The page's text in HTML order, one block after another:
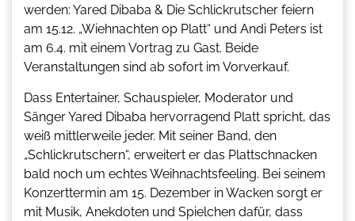
werden: Yared Dibaba & Die Schlickrutscher feiern
am 15.12. „Wiehnachten op Platt“ und Andi Peters ist
am 6.4. mit einem Vortrag zu Gast. Beide
Veranstaltungen sind ab sofort im Vorverkauf.
Dass Entertainer, Schauspieler, Moderator und
Sänger Yared Dibaba hervorragend Platt spricht, das
weiß mittlerweile jeder. Mit seiner Band, den
„Schlickrutschern“, erweitert er das Plattschnacken
bald noch um echtes Weihnachtsfeeling. Bei seinem
Konzerttermin am 15. Dezember in Wacken sorgt er
mit Musik, Anekdoten und Spielchen dafür, dass